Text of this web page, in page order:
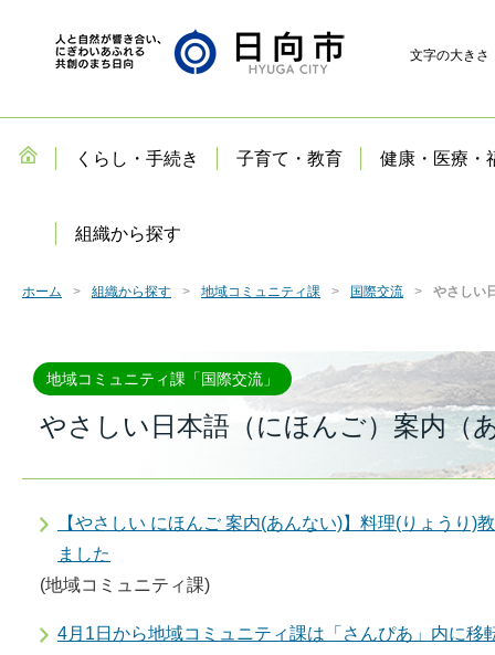
文字の大きさ
くらし・手続き 子育て・教育 健康・医療・
組織から探す
ホーム 組織から探す 地域コミュニティ課 国際交流 やさしい
地域コミュニティ課「国際交流」
やさしい日本語（にほんご）案内（
【やさしい にほんご 案内(あんない)】料理(りょうり)
ました
(地域コミュニティ課)
4月1日から地域コミュニティ課は「さんぴあ」内に移